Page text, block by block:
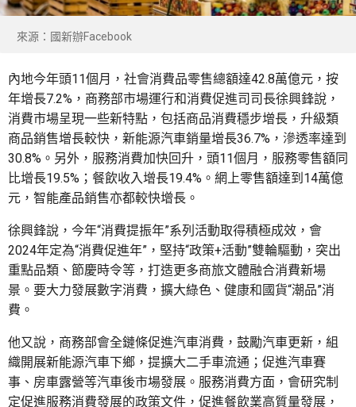
來源：國新辦Facebook
內地今年頭11個月，社會消費品零售總額達42.8萬億元，按
年增長7.2%，商務部市場運行和消費促進司司長徐興鋒說，
消費市場呈現一些新特點，包括商品消費穩步增長，升級類
商品銷售增長較快，新能源汽車銷量增長36.7%，滲透率達到
30.8%。另外，服務消費加快回升，頭11個月，服務零售額同
比增長19.5%；餐飲收入增長19.4%。網上零售額達到14萬億
元，智能產品銷售亦都較快增長。
徐興鋒說，今年“消費提振年”系列活動取得積極成效，會
2024年定為“消費促進年”，堅持“政策+活動”雙輪驅動，突出
重點品類、節慶時令等，打造更多商旅文體融合消費新場
景。要大力發展數字消費，擴大綠色、健康和國貨“潮品”消
費。
他又說，商務部會全鏈條促進汽車消費，鼓勵汽車更新，組
織開展新能源汽車下鄉，提擴大二手車流通；促進汽車賽
事、房車露營等汽車後市場發展。服務消費方面，會研究制
定促進服務消費發展的政策文件，促進餐飲業高質量發展，